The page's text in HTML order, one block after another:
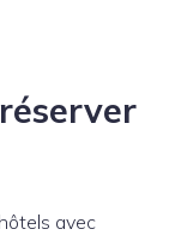
avec